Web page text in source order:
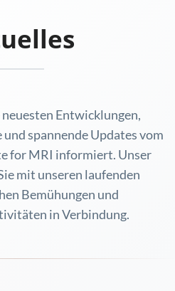
Entwicklungen,
spannende Updates vom
for MRI informiert. Unser
mit unseren laufenden
Bemühungen und
in Verbindung.